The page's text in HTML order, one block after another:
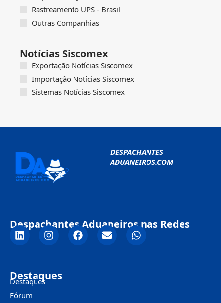
Rastreamento UPS - Brasil
Outras Companhias
Notícias Siscomex
Exportação Notícias Siscomex
Importação Notícias Siscomex
Sistemas Notícias Siscomex
DESPACHANTES
ADUANEIROS.COM
Despachantes Aduaneiros nas Redes
Destaques
Destaques
Fórum